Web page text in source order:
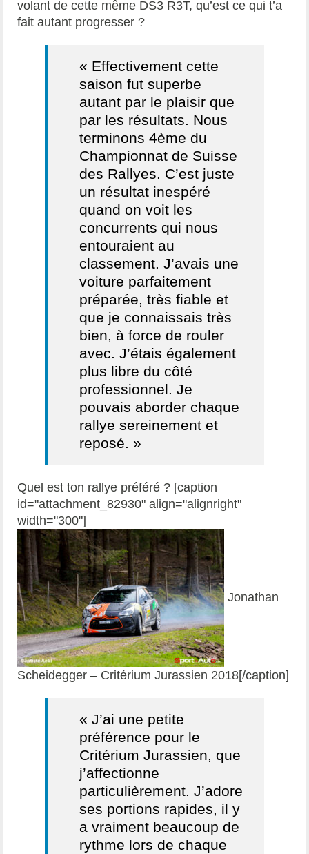
volant de cette même DS3 R3T, qu’est ce qui t’a
fait autant progresser ?
« Effectivement cette
saison fut superbe
autant par le plaisir que
par les résultats. Nous
terminons 4ème du
Championnat de Suisse
des Rallyes. C’est juste
un résultat inespéré
quand on voit les
concurrents qui nous
entouraient au
classement. J’avais une
voiture parfaitement
préparée, très fiable et
que je connaissais très
bien, à force de rouler
avec. J’étais également
plus libre du côté
professionnel. Je
pouvais aborder chaque
rallye sereinement et
reposé. »
Quel est ton rallye préféré ? [caption
id="attachment_82930" align="alignright"
width="300"]
Jonathan
Scheidegger – Critérium Jurassien 2018[/caption]
« J’ai une petite
préférence pour le
Critérium Jurassien, que
j’affectionne
particulièrement. J’adore
ses portions rapides, il y
a vraiment beaucoup de
rythme lors de chaque